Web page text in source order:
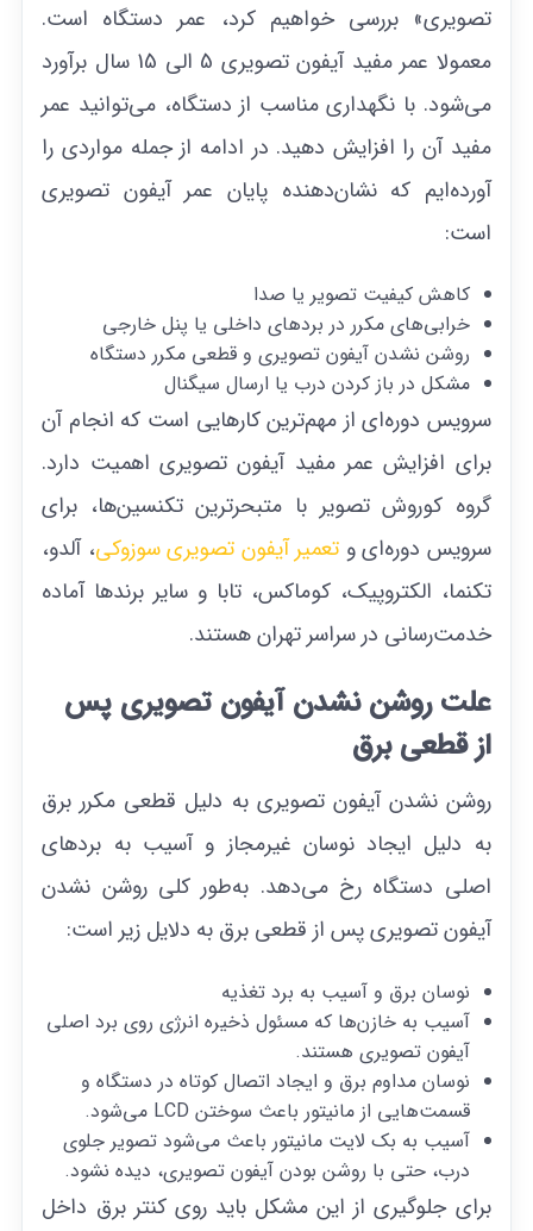
تصویری» بررسی خواهیم کرد، عمر دستگاه است.
معمولا عمر مفید آیفون تصویری 5 الی 15 سال برآورد
می‌شود. با نگهداری مناسب از دستگاه، می‌توانید عمر
مفید آن را افزایش دهید. در ادامه از جمله مواردی را
آورده‌ایم که نشان‌دهنده پایان عمر آیفون تصویری
است:
کاهش کیفیت تصویر یا صدا
خرابی‌های مکرر در بردهای داخلی یا پنل خارجی
روشن نشدن آیفون تصویری و قطعی مکرر دستگاه
مشکل در باز کردن درب یا ارسال سیگنال
سرویس دوره‌ای از مهم‌ترین کارهایی است که انجام آن
برای افزایش عمر مفید آیفون تصویری اهمیت دارد.
گروه کوروش تصویر با متبحرترین تکنسین‌ها، برای
سرویس دوره‌ای و تعمیر آیفون تصویری سوزوکی، آلدو،
تکنما، الکتروپیک، کوماکس، تابا و سایر برند‌ها آماده
خدمت‌رسانی در سراسر تهران هستند.
علت روشن نشدن آیفون تصویری پس
از قطعی برق
روشن نشدن آیفون تصویری به دلیل قطعی مکرر برق
به دلیل ایجاد نوسان غیرمجاز و آسیب به برد‌های
اصلی دستگاه رخ می‌دهد. به‌طور کلی روشن نشدن
آیفون تصویری پس از قطعی برق به دلایل زیر است:
نوسان برق و آسیب به برد تغذیه
آسیب به خازن‌ها که مسئول ذخیره انرژی روی برد اصلی
آیفون تصویری هستند.
نوسان مداوم برق و ایجاد اتصال کوتاه در دستگاه و
قسمت‌هایی از مانیتور باعث سوختن LCD می‌شود.
آسیب به بک لایت مانیتور باعث می‌شود تصویر جلوی
درب، حتی با روشن بودن آیفون تصویری، دیده نشود.
برای جلوگیری از این مشکل باید روی کنتر برق داخل